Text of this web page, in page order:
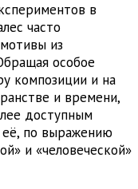
в
часто
из
особое
композиции и на
и времени,
доступным
её, по выражению
и «человеческой»